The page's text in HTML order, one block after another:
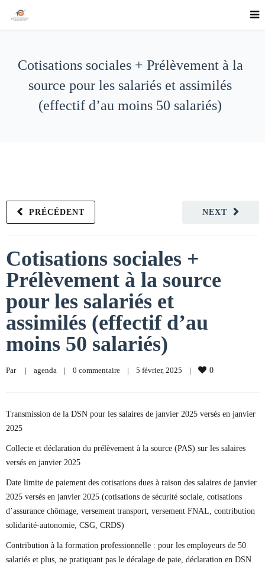
Cotisations sociales + Prélèvement à la
source pour les salariés et assimilés
(effectif d’au moins 50 salariés)
NEXT
PRÉCÉDENT
Cotisations sociales +
Prélèvement à la source
pour les salariés et
assimilés (effectif d’au
moins 50 salariés)
Par | agenda | 0 commentaire | 5 février, 2025 | 0
Transmission de la DSN pour les salaires de janvier 2025 versés en janvier
2025
Collecte et déclaration du prélèvement à la source (PAS) sur les salaires
versés en janvier 2025
Date limite de paiement des cotisations dues à raison des salaires de janvier
2025 versés en janvier 2025 (cotisations de sécurité sociale, cotisations
d’assurance chômage, versement transport, versement FNAL, contribution
solidarité-autonomie, CSG, CRDS)
Contribution à la formation professionnelle : pour les employeurs de 50
salariés et plus, ne pratiquant pas le décalage de paie, déclaration en DSN